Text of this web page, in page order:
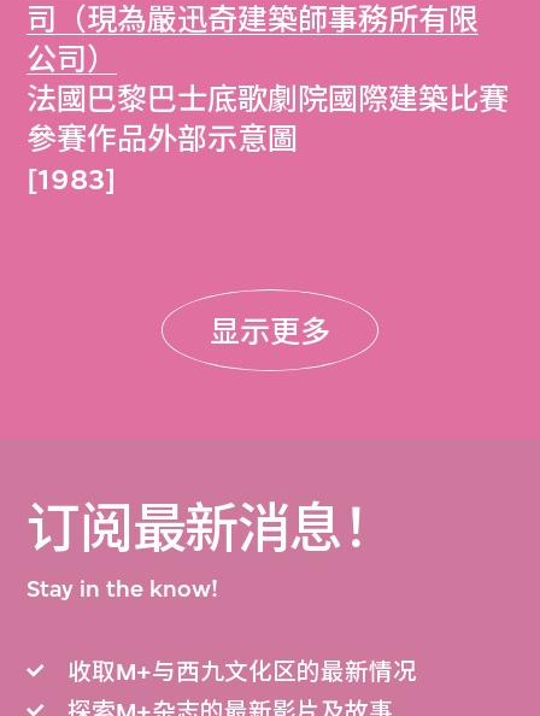
司（現為嚴迅奇建築師事務所有限
公司）
法國巴黎巴士底歌劇院國際建築比賽
參賽作品外部示意圖
[1983]
显示更多
订阅最新消息！
Stay in the know!
收取M+与西九文化区的最新情况